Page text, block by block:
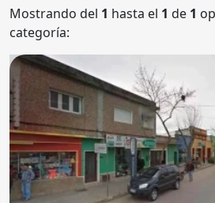
Mostrando del 1 hasta el 1 de 1
categoría: